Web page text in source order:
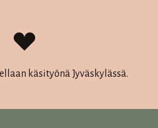
käsityönä Jyväskylässä.